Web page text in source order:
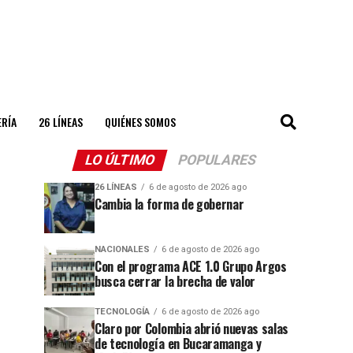
26 LÍNEAS QUIÉNES SOMOS
LO ÚLTIMO POPULARES
26 LÍNEAS 6 de agosto de 2026 ago
Cambia la forma de gobernar
NACIONALES 6 de agosto de 2026 ago
Con el programa ACE 1.0 Grupo Argos
busca cerrar la brecha de valor
TECNOLOGÍA 6 de agosto de 2026 ago
Claro por Colombia abrió nuevas salas
de tecnología en Bucaramanga y